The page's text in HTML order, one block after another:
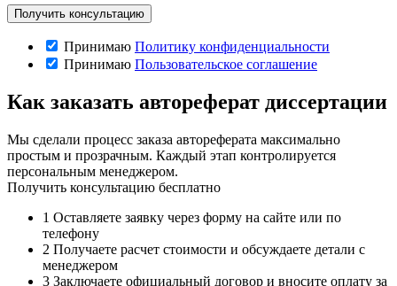
Принимаю Политику конфиденциальности
Принимаю Пользовательское соглашение
Как заказать автореферат диссертации
Мы сделали процесс заказа автореферата максимально
простым и прозрачным. Каждый этап контролируется
персональным менеджером.
Получить консультацию бесплатно
1 Оставляете заявку через форму на сайте или по
телефону
2 Получаете расчет стоимости и обсуждаете детали с
менеджером
3 Заключаете официальный договор и вносите оплату за